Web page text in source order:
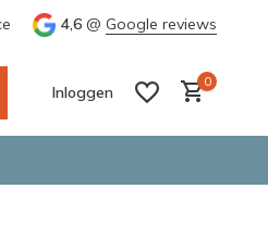
Fietskoerier en GLS. Wij
4,6 @ Google reviews
Inloggen
0